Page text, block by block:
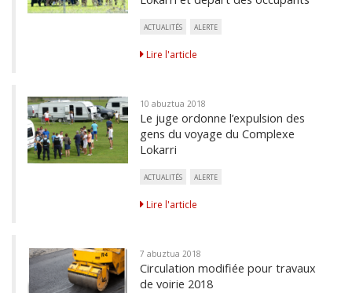
ACTUALITÉS ALERTE
Lire l'article
10 abuztua 2018
Le juge ordonne l’expulsion des
gens du voyage du Complexe
Lokarri
ACTUALITÉS ALERTE
Lire l'article
7 abuztua 2018
Circulation modifiée pour travaux
de voirie 2018